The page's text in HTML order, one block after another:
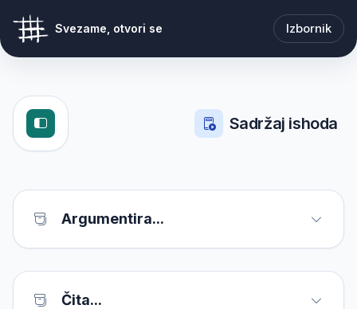
Svezame, otvori se Izbornik
Sadržaj ishoda
Argumentira...
Čita...